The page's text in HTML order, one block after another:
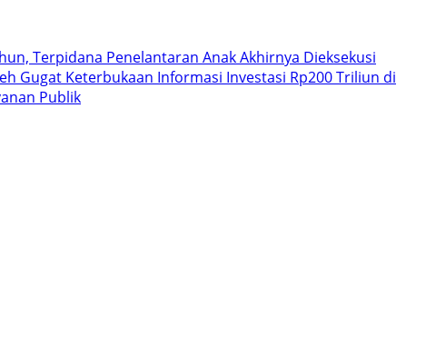
Terpidana Penelantaran Anak Akhirnya Dieksekusi
Gugat Keterbukaan Informasi Investasi Rp200 Triliun di
Publik